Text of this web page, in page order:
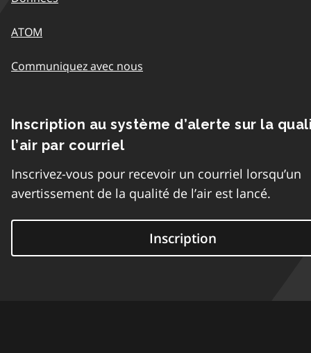
ATOM
Communiquez avec nous
Inscription au système d’alerte sur la
l’air par courriel
Inscrivez-vous pour recevoir un courriel lorsqu’un
avertissement de la qualité de l’air est lancé.
Inscription